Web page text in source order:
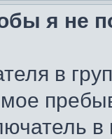
я не
в